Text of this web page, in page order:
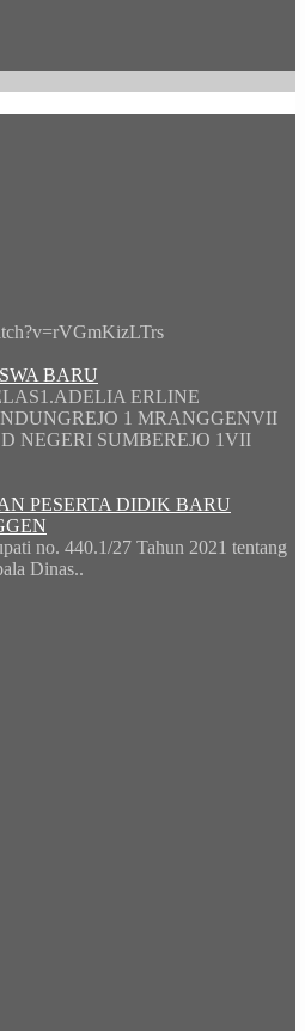
BARU
ERLINE
1 MRANGGENVII
NEGERI SUMBEREJO 1VII
PESERTA DIDIK BARU
no. 440.1/27 Tahun 2021 tentang
Dinas..